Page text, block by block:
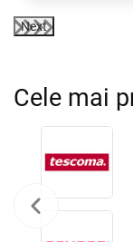
Next
Cele mai